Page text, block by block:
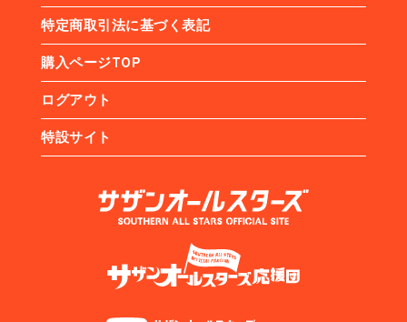
特定商取引法に基づく表記
購入ページTOP
ログアウト
特設サイト